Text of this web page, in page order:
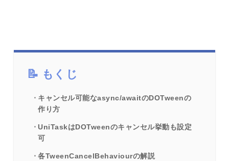
もくじ
キャンセル可能なasync/awaitのDOTweenの
作り方
UniTaskはDOTweenのキャンセル挙動も設定
可
各TweenCancelBehaviourの解説